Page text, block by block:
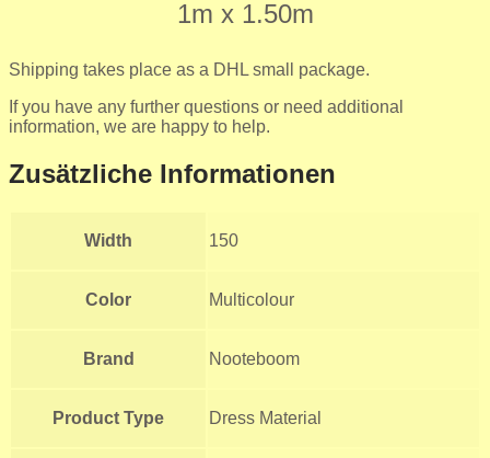
1m x 1.50m
Shipping takes place as a DHL small package.
If you have any further questions or need additional
information, we are happy to help.
Zusätzliche Informationen
Width 150
Color Multicolour
Brand Nooteboom
Product Type Dress Material